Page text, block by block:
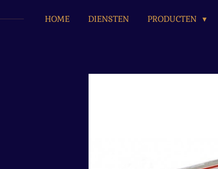
HOME DIENSTEN PRODUCTEN